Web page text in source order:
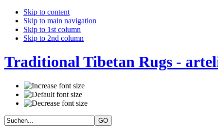
Skip to content
Skip to main navigation
Skip to 1st column
Skip to 2nd column
Traditional Tibetan Rugs -